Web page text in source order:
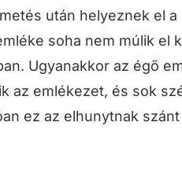
után helyeznek el
soha nem múlik el
Ugyanakkor az égő
emlékezet, és sok
ez az elhunytnak